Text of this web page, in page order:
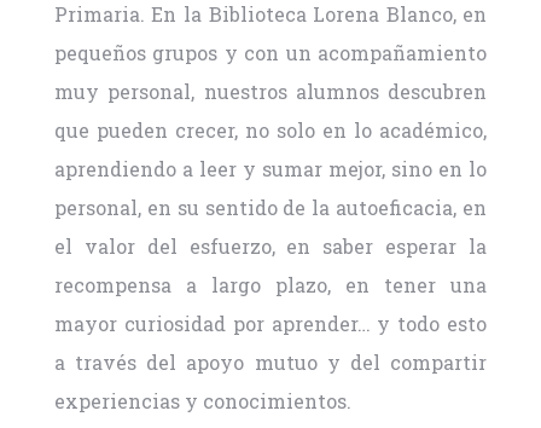
Primaria. En la Biblioteca Lorena Blanco, en
pequeños grupos y con un acompañamiento
muy personal, nuestros alumnos descubren
que pueden crecer, no solo en lo académico,
aprendiendo a leer y sumar mejor, sino en lo
personal, en su sentido de la autoeficacia, en
el valor del esfuerzo, en saber esperar la
recompensa a largo plazo, en tener una
mayor curiosidad por aprender… y todo esto
a través del apoyo mutuo y del compartir
experiencias y conocimientos.